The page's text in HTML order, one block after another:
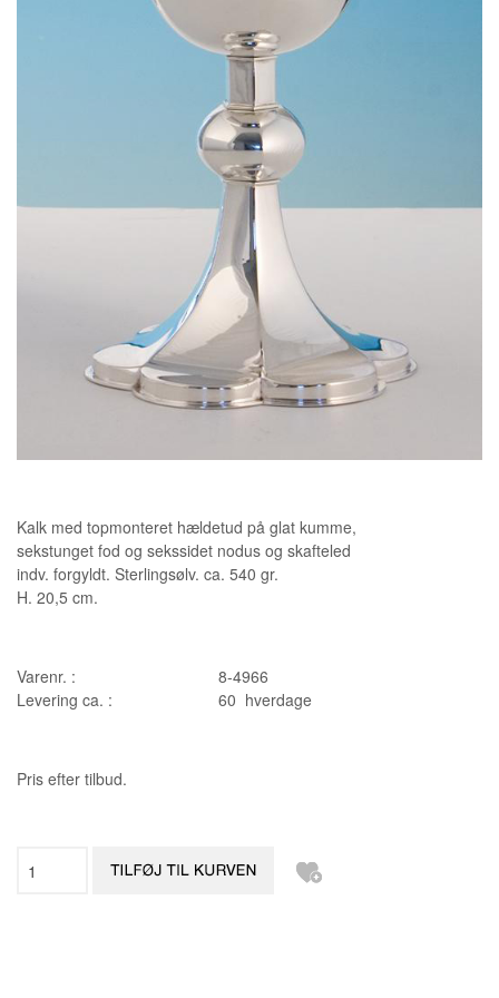
Kalk med topmonteret hældetud på glat kumme,
sekstunget fod og sekssidet nodus og skafteled
indv. forgyldt. Sterlingsølv. ca. 540 gr.
H. 20,5 cm.
Varenr. :
8-4966
Levering ca. :
60 hverdage
Pris efter tilbud.